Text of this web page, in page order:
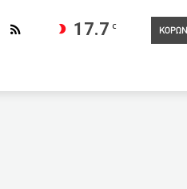
17.7 C
Οι Γερμανοί πολίτες ζητούν
Πείραμα για τον κορωνοιό